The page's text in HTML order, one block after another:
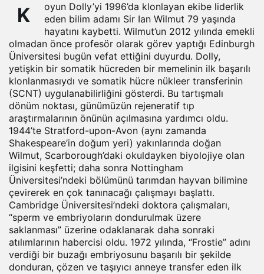
K oyun Dolly’yi 1996’da klonlayan ekibe liderlik
eden bilim adamı Sir Ian Wilmut 79 yaşında
hayatını kaybetti. Wilmut’un 2012 yılında emekli
olmadan önce profesör olarak görev yaptığı Edinburgh
Üniversitesi bugün vefat ettiğini duyurdu. Dolly,
yetişkin bir somatik hücreden bir memelinin ilk başarılı
klonlanmasıydı ve somatik hücre nükleer transferinin
(SCNT) uygulanabilirliğini gösterdi. Bu tartışmalı
dönüm noktası, günümüzün rejeneratif tıp
araştırmalarının önünün açılmasına yardımcı oldu.
1944’te Stratford-upon-Avon (aynı zamanda
Shakespeare’in doğum yeri) yakınlarında doğan
Wilmut, Scarborough’daki okuldayken biyolojiye olan
ilgisini keşfetti; daha sonra Nottingham
Üniversitesi’ndeki bölümünü tarımdan hayvan bilimine
çevirerek en çok tanınacağı çalışmayı başlattı.
Cambridge Üniversitesi’ndeki doktora çalışmaları,
“sperm ve embriyoların dondurulmak üzere
saklanması” üzerine odaklanarak daha sonraki
atılımlarının habercisi oldu. 1972 yılında, “Frostie” adını
verdiği bir buzağı embriyosunu başarılı bir şekilde
donduran, çözen ve taşıyıcı anneye transfer eden ilk